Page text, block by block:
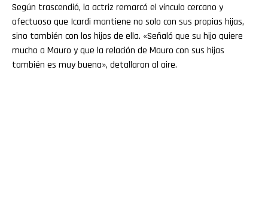
Según trascendió, la actriz remarcó el vínculo cercano y
afectuoso que Icardi mantiene no solo con sus propias hijas,
sino también con los hijos de ella. «Señaló que su hijo quiere
mucho a Mauro y que la relación de Mauro con sus hijas
también es muy buena», detallaron al aire.